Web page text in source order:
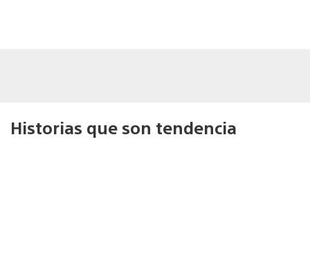
Historias que son tendencia